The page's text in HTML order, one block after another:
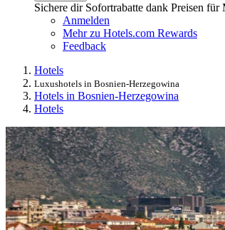
Sichere dir Sofortrabatte dank Preisen für
Anmelden
Mehr zu Hotels.com Rewards
Feedback
Hotels
Luxushotels in Bosnien-Herzegowina
Hotels in Bosnien-Herzegowina
Hotels